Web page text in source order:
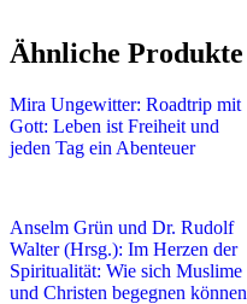
Ähnliche Produkte
Mira Ungewitter: Roadtrip mit
Gott: Leben ist Freiheit und
jeden Tag ein Abenteuer
Anselm Grün und Dr. Rudolf
Walter (Hrsg.): Im Herzen der
Spiritualität: Wie sich Muslime
und Christen begegnen können